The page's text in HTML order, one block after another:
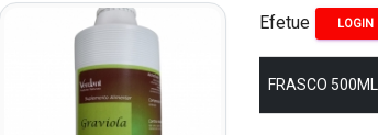
Efetue LOGIN
FRASCO 500ML